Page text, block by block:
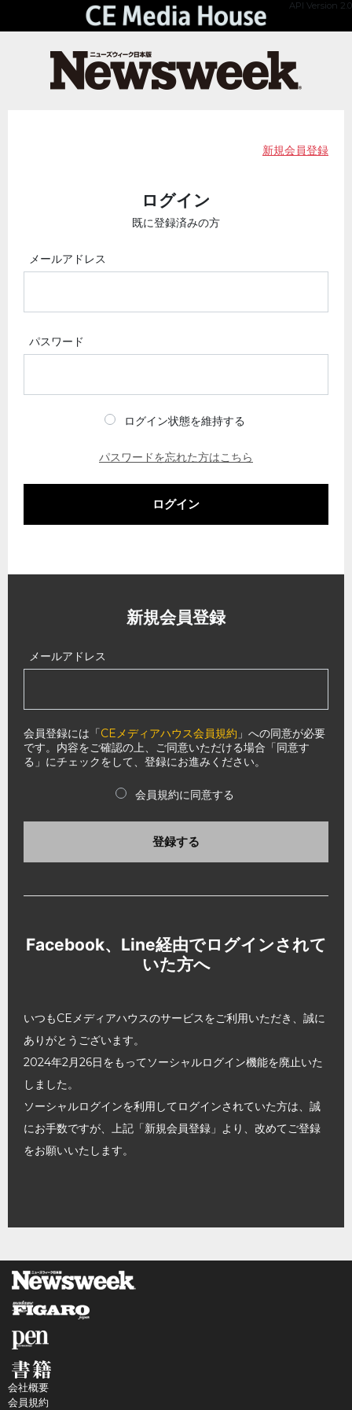
API Version 2.0
新規会員登録
ログイン
既に登録済みの方
メールアドレス
パスワード
ログイン状態を維持する
パスワードを忘れた方はこちら
ログイン
新規会員登録
メールアドレス
会員登録には「CEメディアハウス会員規約 」への同意が必要
です。内容をご確認の上、ご同意いただける場合「同意す
る」にチェックをして、登録にお進みください。
会員規約に同意する
登録する
Facebook、Line経由でログインされて
いた方へ
いつもCEメディアハウスのサービスをご利用いただき、誠に
ありがとうございます。
2024年2月26日をもってソーシャルログイン機能を廃止いた
しました。
ソーシャルログインを利用してログインされていた方は、誠
にお手数ですが、上記「新規会員登録」より、改めてご登録
をお願いいたします。
会社概要
会員規約